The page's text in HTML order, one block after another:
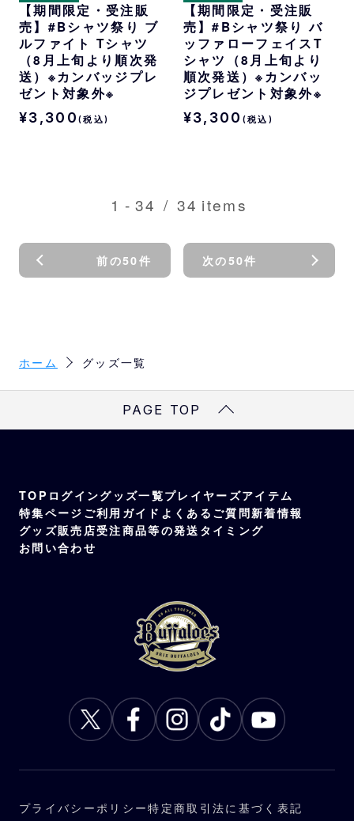
【期間限定・受注販
売】#Bシャツ祭り ブ
ルファイト Tシャツ
（8月上旬より順次発
送）※カンバッジプレ
ゼント対象外※
¥3,300 (税込)
【期間限定・受注販
売】#Bシャツ祭り バ
ッファローフェイスT
シャツ（8月上旬より
順次発送）※カンバッ
ジプレゼント対象外※
¥3,300 (税込)
1 - 34 / 34 items
前の50件 次の50件
ホーム グッズ一覧
PAGE TOP
TOP ログイングッズ一覧プレイヤーズアイテム
特集ページ ご利用ガイド よくあるご質問新着情報
グッズ販売店受注商品等の発送タイミング
お問い合わせ
プライバシーポリシー特定商取引法に基づく表記